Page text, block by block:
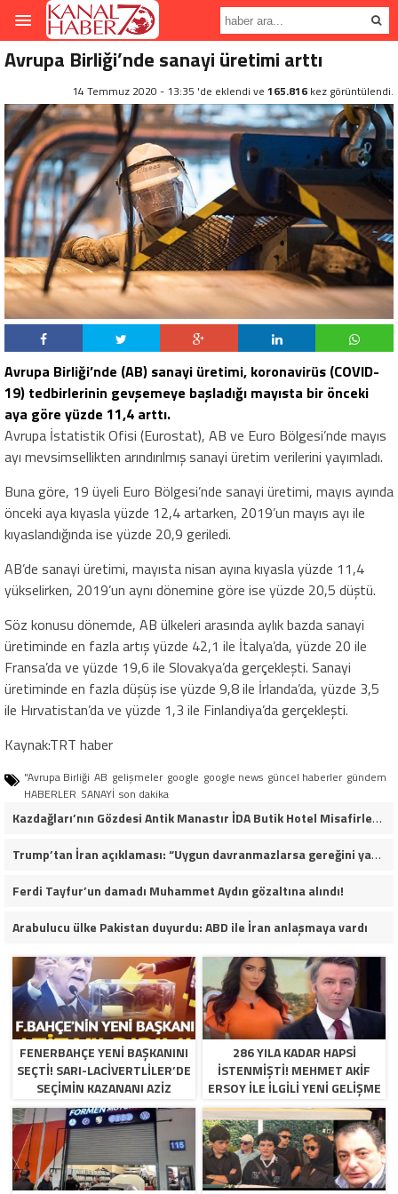
Avrupa Birliği’nde sanayi üretimi arttı
14 Temmuz 2020 - 13:35 'de eklendi ve 165.816 kez görüntülendi.
Avrupa Birliği’nde (AB) sanayi üretimi, koronavirüs (COVID-
19) tedbirlerinin gevşemeye başladığı mayısta bir önceki
aya göre yüzde 11,4 arttı.
Avrupa İstatistik Ofisi (Eurostat), AB ve Euro Bölgesi’nde mayıs
ayı mevsimsellikten arındırılmış sanayi üretim verilerini yayımladı.
Buna göre, 19 üyeli Euro Bölgesi’nde sanayi üretimi, mayıs ayında
önceki aya kıyasla yüzde 12,4 artarken, 2019’un mayıs ayı ile
kıyaslandığında ise yüzde 20,9 geriledi.
AB’de sanayi üretimi, mayısta nisan ayına kıyasla yüzde 11,4
yükselirken, 2019’un aynı dönemine göre ise yüzde 20,5 düştü.
Söz konusu dönemde, AB ülkeleri arasında aylık bazda sanayi
üretiminde en fazla artış yüzde 42,1 ile İtalya’da, yüzde 20 ile
Fransa’da ve yüzde 19,6 ile Slovakya’da gerçekleşti. Sanayi
üretiminde en fazla düşüş ise yüzde 9,8 ile İrlanda’da, yüzde 3,5
ile Hırvatistan’da ve yüzde 1,3 ile Finlandiya’da gerçekleşti.
Kaynak:TRT haber
"Avrupa Birliği AB gelişmeler google google news güncel haberler gündem
HABERLER SANAYİ son dakika
Kazdağları’nın Gözdesi Antik Manastır İDA Butik Hotel Misafirlerinden Tam Not Alıyor
Trump’tan İran açıklaması: “Uygun davranmazlarsa gereğini yaparım”
Ferdi Tayfur’un damadı Muhammet Aydın gözaltına alındı!
Arabulucu ülke Pakistan duyurdu: ABD ile İran anlaşmaya vardı
FENERBAHÇE YENI BAŞKANINI
SEÇTI! SARI-LACIVERTLILER’DE
SEÇIMIN KAZANANI AZIZ
YILDIRIM OLDU
286 YILA KADAR HAPSI
ISTENMIŞTI! MEHMET AKIF
ERSOY ILE ILGILI YENI GELIŞME